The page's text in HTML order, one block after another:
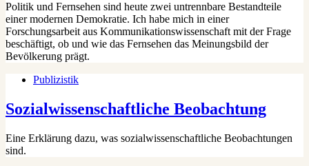
Politik und Fernsehen sind heute zwei untrennbare Bestandteile
einer modernen Demokratie. Ich habe mich in einer
Forschungsarbeit aus Kommunikationswissenschaft mit der Frage
beschäftigt, ob und wie das Fernsehen das Meinungsbild der
Bevölkerung prägt.
Publizistik
Sozialwissenschaftliche Beobachtung
Eine Erklärung dazu, was sozialwissenschaftliche Beobachtungen
sind.